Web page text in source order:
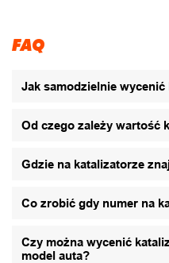
FAQ
Jak samodzielnie
Od czego zależy wartość
Gdzie na katalizatorze
Co zrobić gdy numer na
Czy można wycenić
model auta?